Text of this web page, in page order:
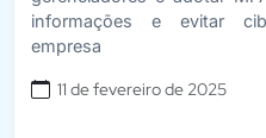
informações e evitar
empresa
11 de fevereiro de 2025